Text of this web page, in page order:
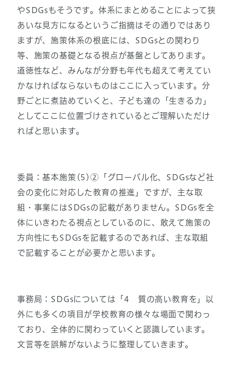
やSDGsもそうです。体系にまとめることによって狭
あいな見方になるというご指摘はその通りではあり
ますが、施策体系の根底には、SDGsとの関わり
等、施策の基礎となる視点が基盤としてあります。
道徳性など、みんなが分野も年代も超えて考えてい
かなければならないものはここに入っています。分
野ごとに煮詰めていくと、子ども達の「生きる力」
としてここに位置づけされているとご理解いただけ
ればと思います。
委員：基本施策(5)②「グローバル化、SDGsなど社
会の変化に対応した教育の推進」ですが、主な取
組・事業にはSDGsの記載がありません。SDGsを全
体にいきわたる視点としているのに、敢えて施策の
方向性にもSDGsを記載するのであれば、主な取組
で記載することが必要かと思います。
事務局：SDGsについては「4 質の高い教育を」以
外にも多くの項目が学校教育の様々な場面で関わっ
ており、全体的に関わっていくと認識しています。
文言等を誤解がないように整理していきます。